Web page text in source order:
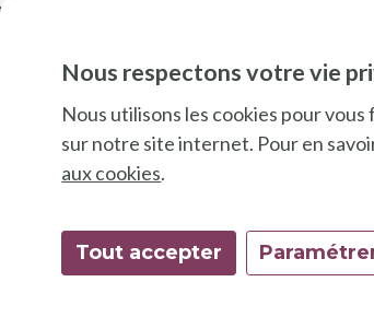
Nous respectons votre vie
Nous utilisons les cookies pour
sur notre site internet. Pour en
aux cookies.
Tout accepter